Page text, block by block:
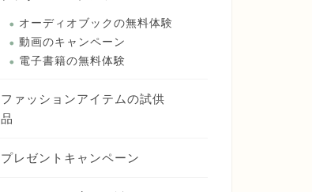
オーディオブックの無料体験
動画のキャンペーン
電子書籍の無料体験
ファッションアイテムの試供
品
プレゼントキャンペーン